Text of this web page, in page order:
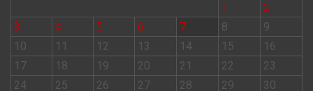
1
2
3
4 5 6 7 8
9
10
11 12 13 14 15
16
17
18 19 20 21 22
23
24
25 26 27 28 29
30